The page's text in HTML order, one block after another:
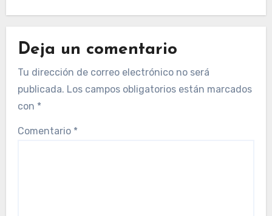
Deja un comentario
Tu dirección de correo electrónico no será
publicada. Los campos obligatorios están marcados
con *
Comentario *